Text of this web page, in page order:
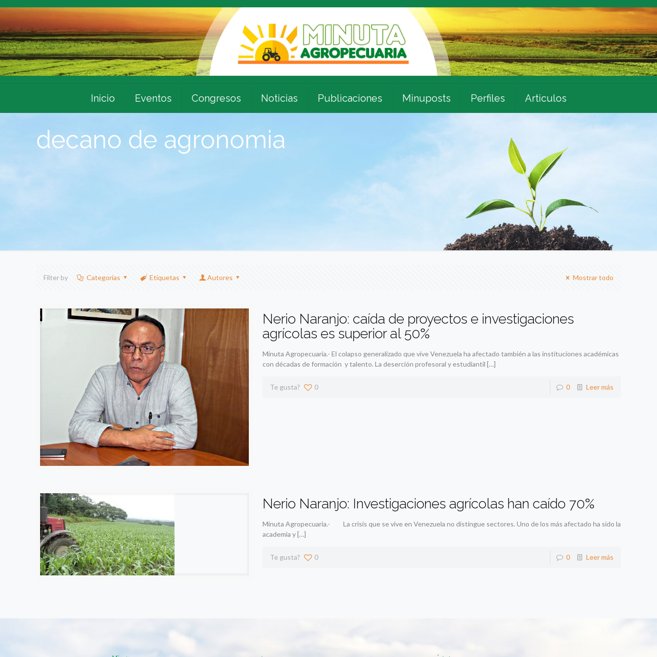
Inicio Eventos Congresos Noticias Publicaciones Minuposts Perfiles Articulos
decano de agronomia
Filter by Categorias Etiquetas Autores Mostrar todo
Nerio Naranjo: caída de proyectos e investigaciones
agrícolas es superior al 50%
Minuta Agropecuaria.- El colapso generalizado que vive Venezuela ha afectado también a las instituciones académicas
con décadas de formación y talento. La deserción profesoral y estudiantil […]
Te gusta? 0 0 Leer más
Nerio Naranjo: Investigaciones agrícolas han caído 70%
Minuta Agropecuaria.- La crisis que se vive en Venezuela no distingue sectores. Uno de los más afectado ha sido la
academia y[…]
Te gusta? 0 0 Leer más